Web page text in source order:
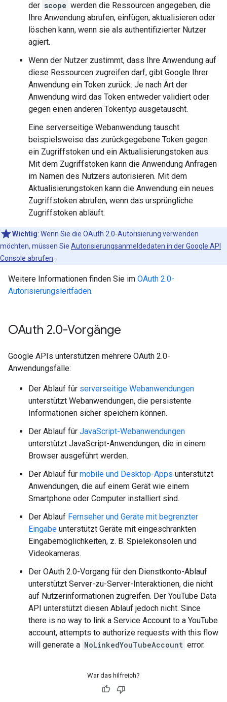
der scope werden die Ressourcen angegeben, die
Ihre Anwendung abrufen, einfügen, aktualisieren oder
löschen kann, wenn sie als authentifizierter Nutzer
agiert.
Wenn der Nutzer zustimmt, dass Ihre Anwendung auf
diese Ressourcen zugreifen darf, gibt Google Ihrer
Anwendung ein Token zurück. Je nach Art der
Anwendung wird das Token entweder validiert oder
gegen einen anderen Tokentyp ausgetauscht.
Eine serverseitige Webanwendung tauscht
beispielsweise das zurückgegebene Token gegen
ein Zugriffstoken und ein Aktualisierungstoken aus.
Mit dem Zugriffstoken kann die Anwendung Anfragen
im Namen des Nutzers autorisieren. Mit dem
Aktualisierungstoken kann die Anwendung ein neues
Zugriffstoken abrufen, wenn das ursprüngliche
Zugriffstoken abläuft.
Wichtig: Wenn Sie die OAuth 2.0-Autorisierung verwenden
möchten, müssen Sie Autorisierungsanmeldedaten in der Google API
Console abrufen
Weitere Informationen finden Sie im OAuth 2.0-
Autorisierungsleitfaden.
OAuth 2.0-Vorgänge
Google APIs unterstützen mehrere OAuth 2.0-
Anwendungsfälle:
Der Ablauf für serverseitige Webanwendungen
unterstützt Webanwendungen, die persistente
Informationen sicher speichern können.
Der Ablauf für JavaScript-Webanwendungen
unterstützt JavaScript-Anwendungen, die in einem
Browser ausgeführt werden.
Der Ablauf für mobile und Desktop-Apps unterstützt
Anwendungen, die auf einem Gerät wie einem
Smartphone oder Computer installiert sind.
Der Ablauf Fernseher und Geräte mit begrenzter
Eingabe unterstützt Geräte mit eingeschränkten
Eingabemöglichkeiten, z. B. Spielekonsolen und
Videokameras.
Der OAuth 2.0-Vorgang für den Dienstkonto-Ablauf
unterstützt Server-zu-Server-Interaktionen, die nicht
auf Nutzerinformationen zugreifen. Der YouTube Data
API unterstützt diesen Ablauf jedoch nicht. Since
there is no way to link a Service Account to a YouTube
account, attempts to authorize requests with this flow
will generate a NoLinkedYouTubeAccount error.
War das hilfreich?